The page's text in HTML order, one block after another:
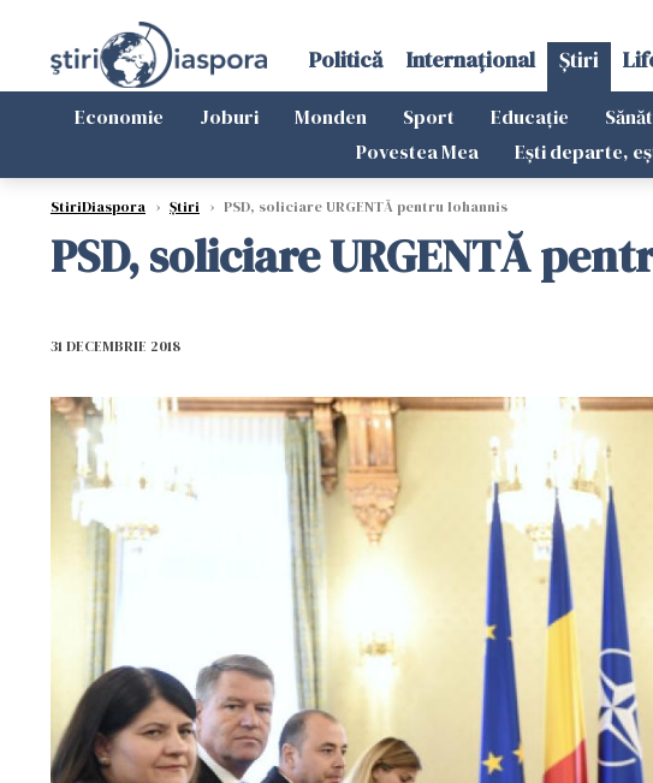
Politică Internațional Știri
Economie Joburi Monden Sport Educație
Povestea Mea
Ești departe,
StiriDiaspora › Știri › PSD, soliciare URGENTĂ pentru Iohannis
PSD, soliciare URGENTĂ
31 DECEMBRIE 2018